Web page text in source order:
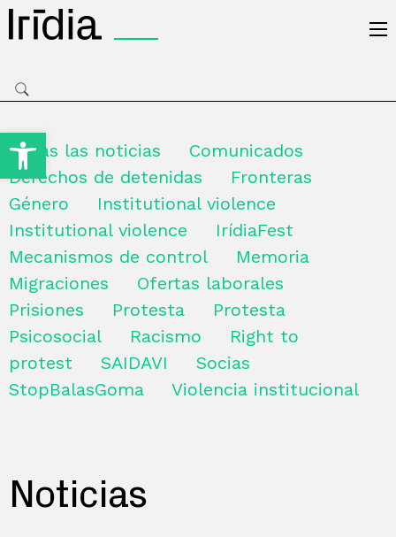
Open toolbar
Todas las noticias
Comunicados
Derechos de detenidas
Fronteras
Género
Institutional violence
Institutional violence
IrídiaFest
Mecanismos de control
Memoria
Migraciones
Ofertas laborales
Prisiones
Protesta
Protesta
Psicosocial
Racismo
Right to
protest
SAIDAVI
Socias
StopBalasGoma
Violencia institucional
Noticias